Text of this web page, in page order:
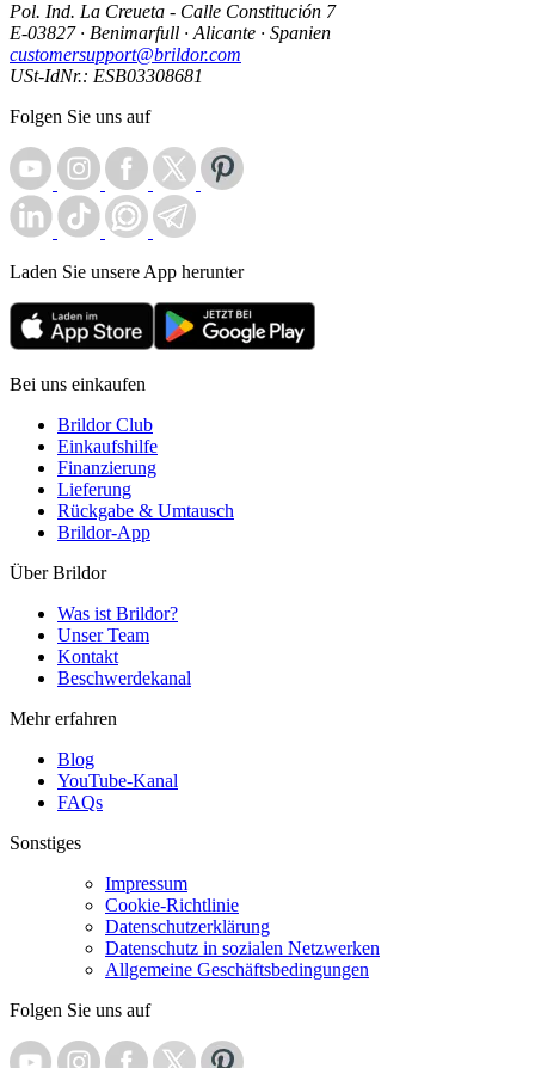
Pol. Ind. La Creueta - Calle Constitución 7
E-03827 · Benimarfull · Alicante · Spanien
customersupport@brildor.com
USt-IdNr.: ESB03308681
Folgen Sie uns auf
Laden Sie unsere App herunter
Bei uns einkaufen
Brildor Club
Einkaufshilfe
Finanzierung
Lieferung
Rückgabe & Umtausch
Brildor-App
Über Brildor
Was ist Brildor?
Unser Team
Kontakt
Beschwerdekanal
Mehr erfahren
Blog
YouTube-Kanal
FAQs
Sonstiges
Impressum
Cookie-Richtlinie
Datenschutzerklärung
Datenschutz in sozialen Netzwerken
Allgemeine Geschäftsbedingungen
Folgen Sie uns auf